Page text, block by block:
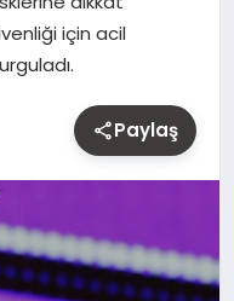
için acil
Paylaş